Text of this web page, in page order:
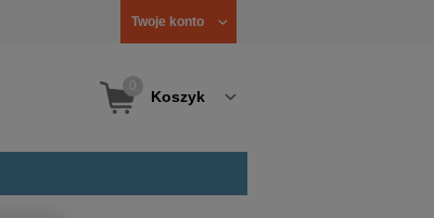
Twoje konto
Koszyk